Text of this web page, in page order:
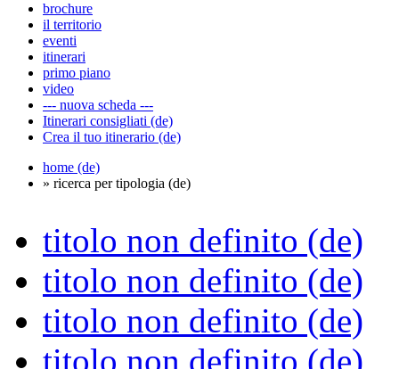
brochure
il territorio
eventi
itinerari
primo piano
video
--- nuova scheda ---
Itinerari consigliati (de)
Crea il tuo itinerario (de)
home (de)
» ricerca per tipologia (de)
titolo non definito (de)
titolo non definito (de)
titolo non definito (de)
titolo non definito (de)